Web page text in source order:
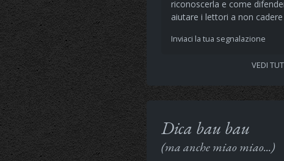
riconoscerla e come
aiutare i lettori a non
Inviaci la tua segnalazione
VEDI
Dica bau bau
(ma anche miao miao...)